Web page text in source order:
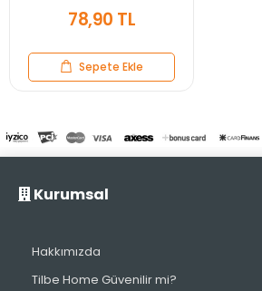
78,90 TL
Sepete Ekle
Kurumsal
Hakkımızda
Tilbe Home Güvenilir mi?